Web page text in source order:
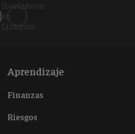
Iberinform
en
Linkedin
Aprendizaje
Finanzas
Riesgos